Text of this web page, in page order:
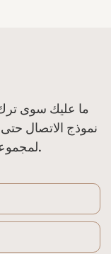
ما عليك سوى
نموذج الاتصال
لمجموعة واسعة من التصاميم لدينا.